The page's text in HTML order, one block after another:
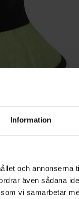
Information
och annonserna
även sådana
vi samarbetar